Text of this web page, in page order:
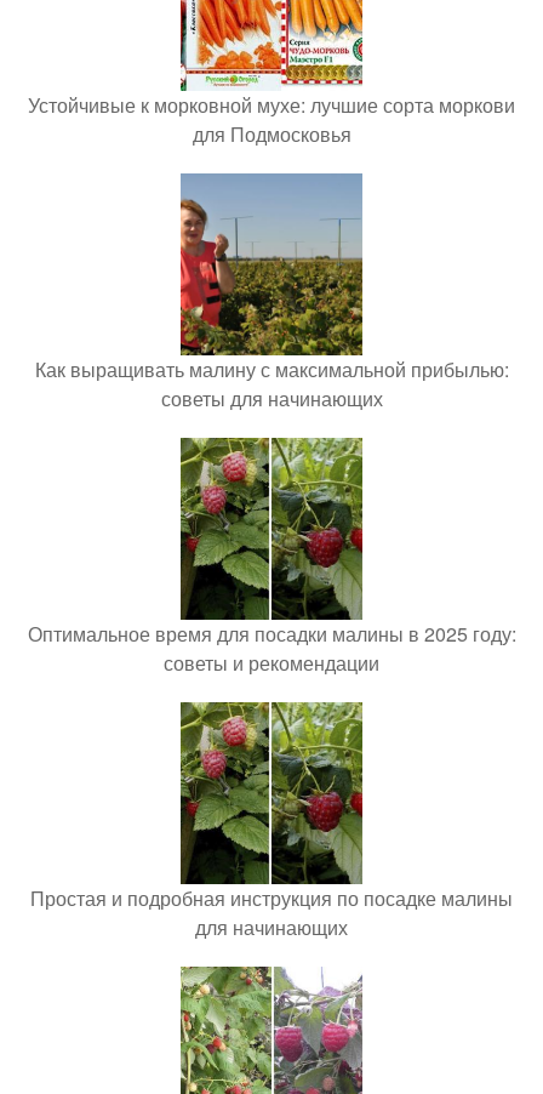
Устойчивые к морковной мухе: лучшие сорта моркови
для Подмосковья
Как выращивать малину с максимальной прибылью:
советы для начинающих
Оптимальное время для посадки малины в 2025 году:
советы и рекомендации
Простая и подробная инструкция по посадке малины
для начинающих